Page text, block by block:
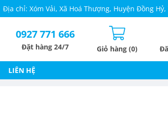
Địa chỉ: Xóm Vải, Xã Hoá Thượng, Huyện Đồng
0927 771 666
Đặt hàng 24/7 Giỏ hàng (0)
LIÊN HỆ